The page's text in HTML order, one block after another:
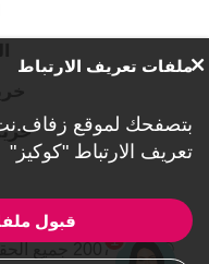
ملفات تعريف الارتباط
بتصفحك لموقع
تعريف الارتباط "كوكيز"
قبول
1